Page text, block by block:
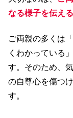
なる様子を伝え
ご両親の多くは
くわかっている
す。そのため、
の自尊心を傷つ
す。